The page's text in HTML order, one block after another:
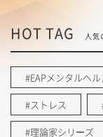
HOT TAG 人気
#EAPメンタルヘ
#ストレス
#理論家シリーズ